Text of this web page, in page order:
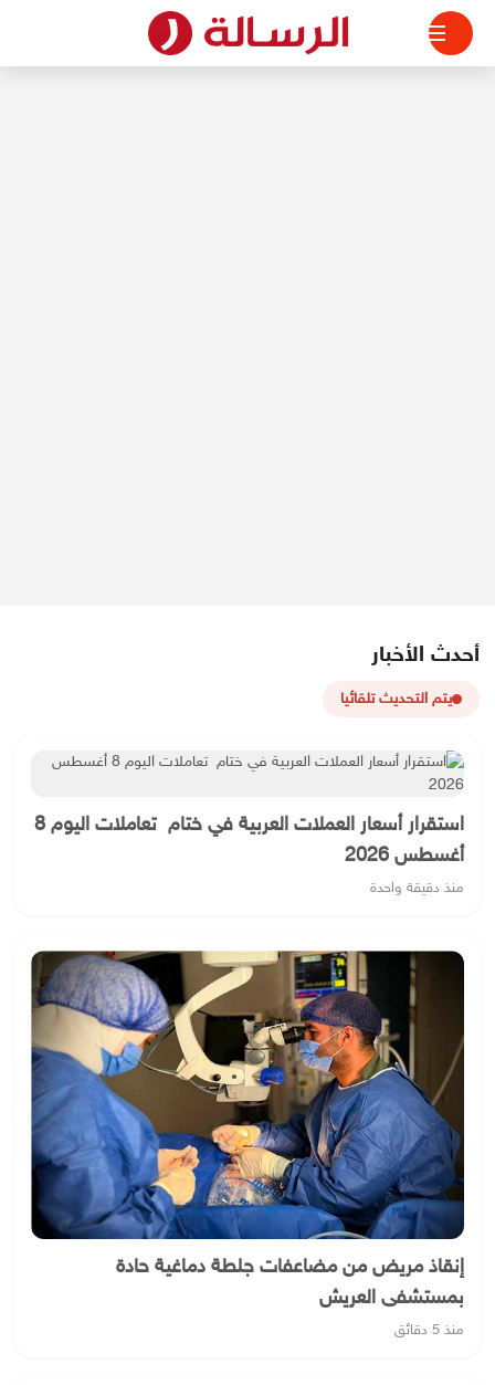
التجاوز
المحتوى
أحدث الأخبار
يتم التحديث تلقائيا
استقرار أسعار العملات العربية في ختام تعاملات اليوم 8
أغسطس 2026
منذ دقيقة واحدة
إنقاذ مريض من مضاعفات جلطة دماغية حادة
بمستشفى العريش
منذ 5 دقائق